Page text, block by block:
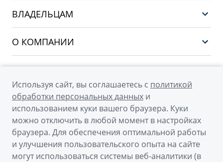
EX5
PREFACE
CITYRAY
ATLAS
OKAVANGO
MONJARO
ВЛАДЕЛЬЦАМ
О КОМПАНИИ
Новости
Наша команда
Правовая информация
Контакты
Мы в соцсетях
© 2026
Используя сайт, вы соглашаетесь с политикой
обработки персональных данных и
использованием куки вашего браузера. Куки
можно отключить в любой момент в настройках
браузера. Для обеспечения оптимальной работы
и улучшения пользовательского опыта на сайте
могут использоваться системы веб-аналитики (в